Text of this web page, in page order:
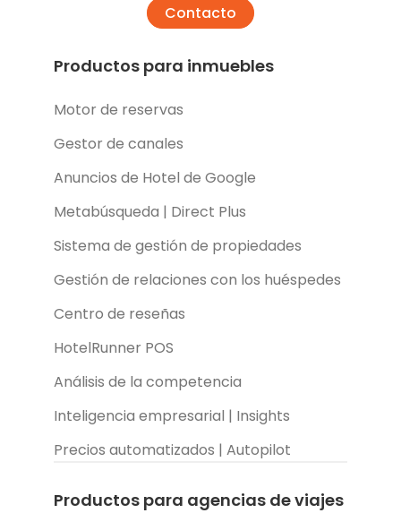
Contacto
Productos para inmuebles
Motor de reservas
Gestor de canales
Anuncios de Hotel de Google
Metabúsqueda | Direct Plus
Sistema de gestión de propiedades
Gestión de relaciones con los huéspedes
Centro de reseñas
HotelRunner POS
Análisis de la competencia
Inteligencia empresarial | Insights
Precios automatizados | Autopilot
Productos para agencias de viajes